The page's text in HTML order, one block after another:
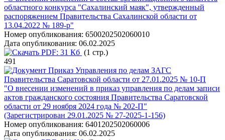
областного конкурса "Сахалинский маяк", утвержденный
распоряжением Правительства Сахалинской области от
13.04.2022 № 189-р"
Номер опубликования: 6500202502060010
Дата опубликования: 06.02.2025
PDF: 31 Кб (1 стр.)
491
Приказ Управления по делам ЗАГС
Правительства Саратовской области от 27.01.2025 № 10-П
"О внесении изменений в приказ управления по делам записи
актов гражданского состояния Правительства Саратовской
области от 29 ноября 2024 года № 202‑П"
(Зарегистрирован 29.01.2025 № 27-2025-1-156)
Номер опубликования: 6401202502060006
Дата опубликования: 06.02.2025